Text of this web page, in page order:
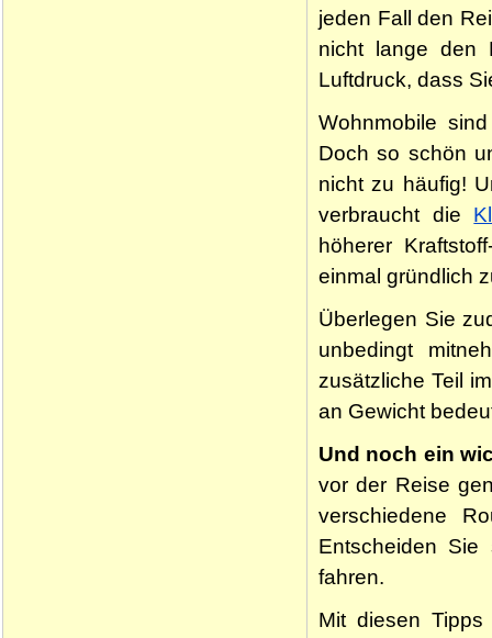
jeden Fall den
nicht lange den
Luftdruck, dass
Wohnmobile
Doch so schön
nicht zu häufig!
verbraucht die
höherer
einmal gründlich
Überlegen Sie
unbedingt
zusätzliche Teil
an Gewicht
Und noch ein
vor der Reise
verschiedene
Entscheiden
fahren.
Mit diesen